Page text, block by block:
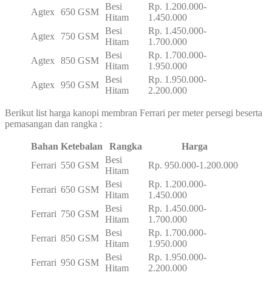
Agtex 650 GSM
Besi
Hitam
Rp. 1.200.000-
1.450.000
Agtex
750 GSM
Besi
Hitam
Rp. 1.450.000-
1.700.000
Agtex
850 GSM
Besi
Hitam
Rp. 1.700.000-
1.950.000
Agtex
950 GSM
Besi
Hitam
Rp. 1.950.000-
2.200.000
Berikut list harga kanopi membran Ferrari per meter persegi beserta
pemasangan dan rangka :
Bahan Ketebalan Rangka
Harga
Ferrari 550 GSM
Besi
Hitam
Rp. 950.000-1.200.000
Ferrari 650 GSM
Besi
Hitam
Rp. 1.200.000-
1.450.000
Ferrari 750 GSM
Besi
Hitam
Rp. 1.450.000-
1.700.000
Ferrari 850 GSM
Besi
Hitam
Rp. 1.700.000-
1.950.000
Ferrari 950 GSM
Besi
Hitam
Rp. 1.950.000-
2.200.000